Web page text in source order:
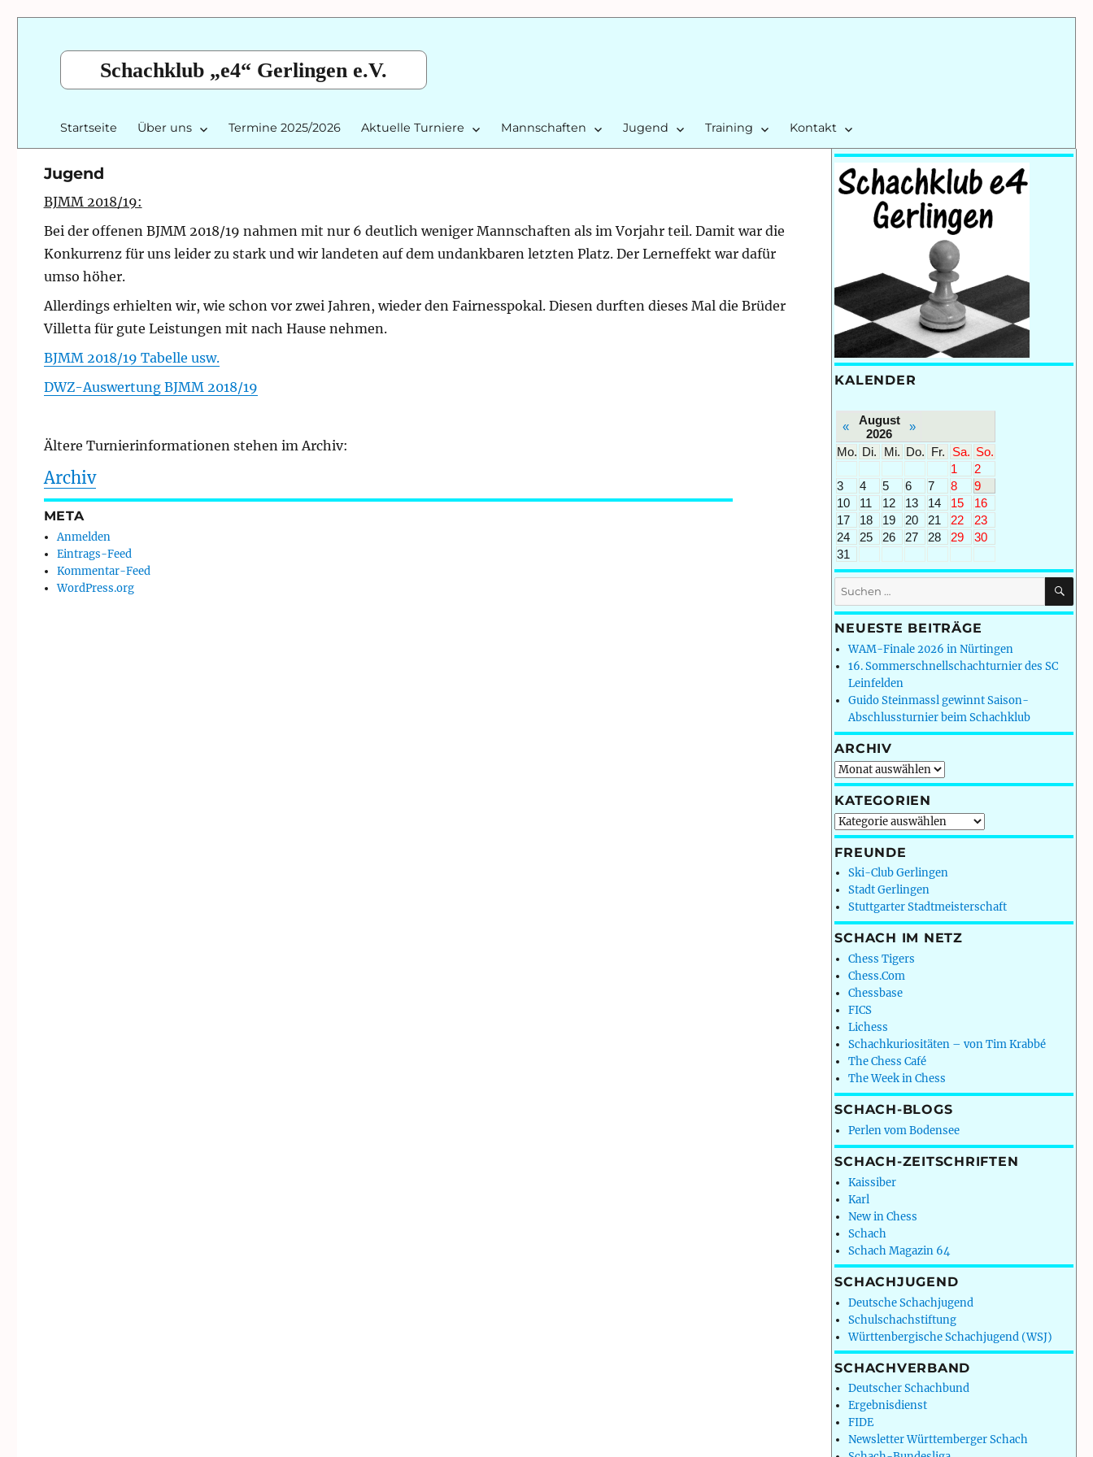
Schachklub „e4“ Gerlingen e.V.
Startseite Über uns Termine 2025/2026 Aktuelle Turniere Mannschaften Jugend Training Kontakt
Jugend
BJMM 2018/19:
Bei der offenen BJMM 2018/19 nahmen mit nur 6 deutlich weniger Mannschaften als im Vorjahr teil. Damit war die
Konkurrenz für uns leider zu stark und wir landeten auf dem undankbaren letzten Platz. Der Lerneffekt war dafür
umso höher.
Allerdings erhielten wir, wie schon vor zwei Jahren, wieder den Fairnesspokal. Diesen durften dieses Mal die Brüder
Villetta für gute Leistungen mit nach Hause nehmen.
BJMM 2018/19 Tabelle usw.
DWZ-Auswertung BJMM 2018/19
Ältere Turnierinformationen stehen im Archiv:
Archiv
META
Anmelden
Eintrags-Feed
Kommentar-Feed
WordPress.org
KALENDER
«
August
2026
»
Mo. Di. Mi. Do. Fr. Sa. So.
1
2
3
4 5 6 7 8
9
10
11 12 13 14 15
16
17
18 19 20 21 22
23
24
25 26 27 28 29
30
31
Suchen
nach:
NEUESTE BEITRÄGE
WAM-Finale 2026 in Nürtingen
16. Sommerschnellschachturnier des SC
Leinfelden
Guido Steinmassl gewinnt Saison-
Abschlussturnier beim Schachklub
ARCHIV
Archiv
KATEGORIEN
Kategorien
FREUNDE
Ski-Club Gerlingen
Stadt Gerlingen
Stuttgarter Stadtmeisterschaft
SCHACH IM NETZ
Chess Tigers
Chess.Com
Chessbase
FICS
Lichess
Schachkuriositäten – von Tim Krabbé
The Chess Café
The Week in Chess
SCHACH-BLOGS
Perlen vom Bodensee
SCHACH-ZEITSCHRIFTEN
Kaissiber
Karl
New in Chess
Schach
Schach Magazin 64
SCHACHJUGEND
Deutsche Schachjugend
Schulschachstiftung
Württenbergische Schachjugend (WSJ)
SCHACHVERBAND
Deutscher Schachbund
Ergebnisdienst
FIDE
Newsletter Württemberger Schach